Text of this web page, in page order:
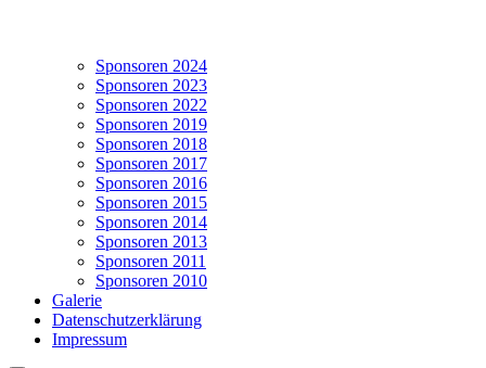
Sponsoren 2024
Sponsoren 2023
Sponsoren 2022
Sponsoren 2019
Sponsoren 2018
Sponsoren 2017
Sponsoren 2016
Sponsoren 2015
Sponsoren 2014
Sponsoren 2013
Sponsoren 2011
Sponsoren 2010
Galerie
Datenschutzerklärung
Impressum